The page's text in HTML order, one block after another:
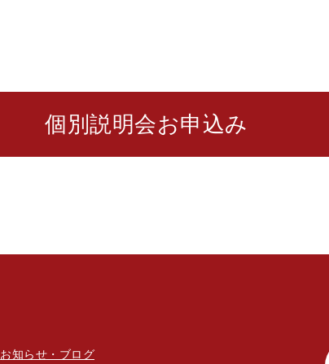
個別説明会お申込み
お知らせ・ブログ